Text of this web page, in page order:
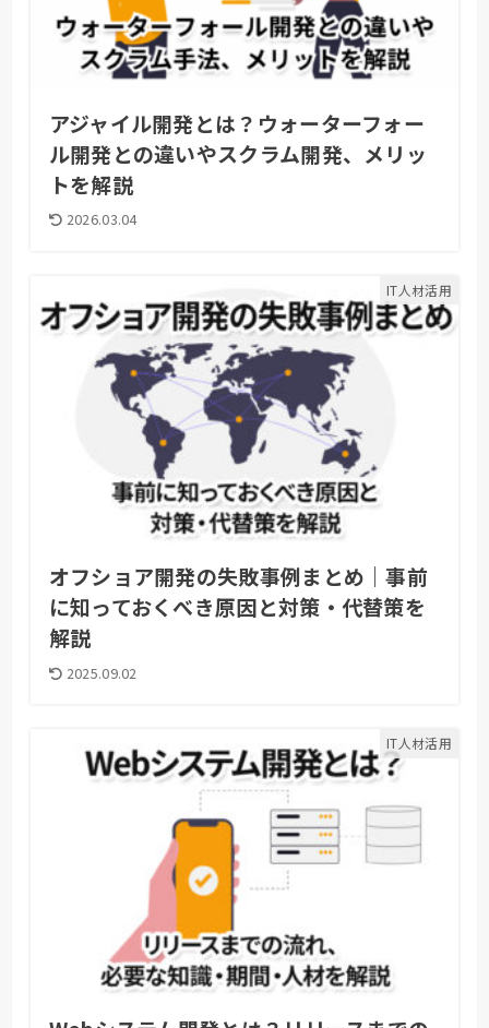
アジャイル開発とは？ウォーターフォー
ル開発との違いやスクラム開発、メリッ
トを解説
2026.03.04
IT人材活用
オフショア開発の失敗事例まとめ｜事前
に知っておくべき原因と対策・代替策を
解説
2025.09.02
IT人材活用